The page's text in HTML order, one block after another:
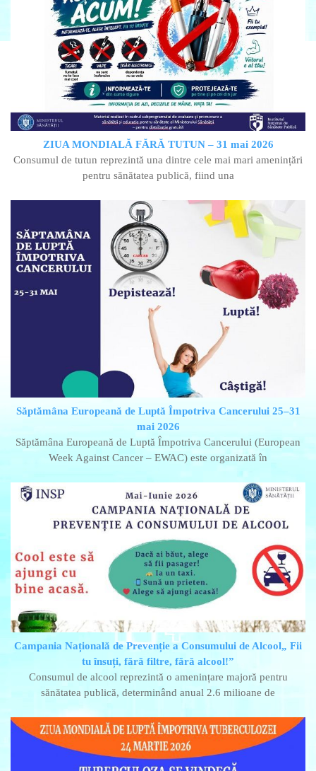
ZIUA MONDIALĂ FĂRĂ TUTUN – 31 mai 2026
Consumul de tutun reprezintă una dintre cele mai mari amenințări
pentru sănătatea publică, fiind una
Săptămâna Europeană de Luptă Împotriva Cancerului 25–31
mai 2026
Săptămâna Europeană de Luptă Împotriva Cancerului (European
Week Against Cancer – EWAC) este organizată în
Campania Națională de Prevenție a Consumului de Alcool„ Fii
tu însuți, fără filtre, fără alcool!”
Consumul de alcool reprezintă o amenințare majoră pentru
sănătatea publică, determinând anual 2.6 milioane de